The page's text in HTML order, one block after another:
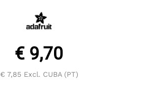
€ 9,70
€ 7,85Excl. CUBA (PT)